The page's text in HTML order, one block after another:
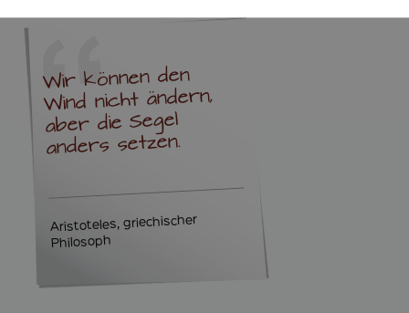
Wir können den
Wind nicht ändern,
aber die Segel
anders setzen.
Aristoteles, griechischer
Philosoph